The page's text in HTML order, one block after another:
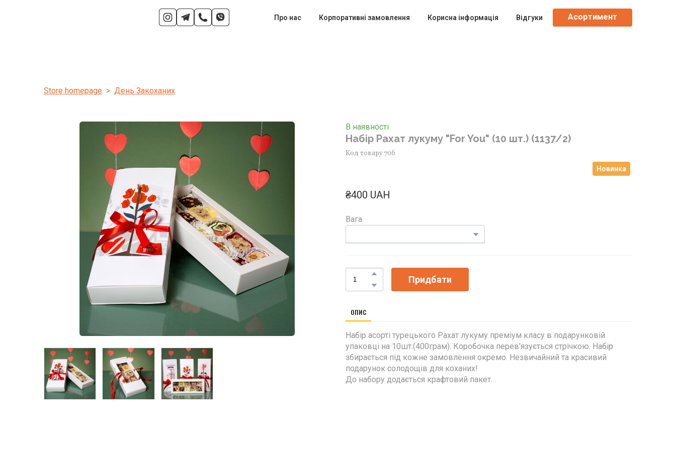
Про нас Корпоративні замовлення Корисна інформація Відгуки Асортимент
Store homepage День Закоханих
В наявності
Набір Рахат лукуму "For You" (10 шт.) (1137/2)
Код товару 706
Новинка
₴400 UAH
Вага
Придбати
ОПИС
Набір асорті турецького Рахат лукуму преміум класу в подарунковій
упаковці на 10шт.(400грам). Коробочка перев'язується стрічкою. Набір
збирається під кожне замовлення окремо. Незвичайний та красивий
подарунок солодощів для коханих!
До набору додається крафтовий пакет.